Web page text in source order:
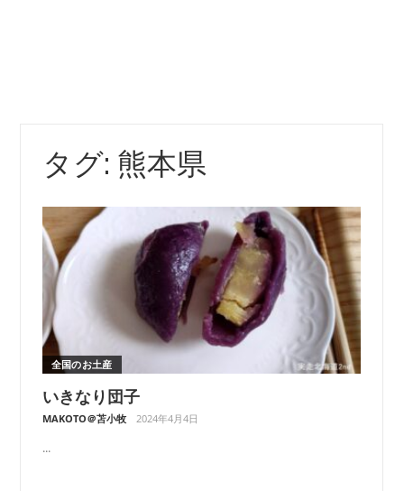
タグ: 熊本県
全国のお土産
いきなり団子
MAKOTO＠苫小牧 2024年4月4日
...